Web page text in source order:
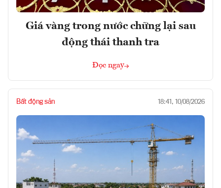
Giá vàng trong nước chững lại sau
động thái thanh tra
Đọc ngay
Bất động sản 18:41, 10/08/2026